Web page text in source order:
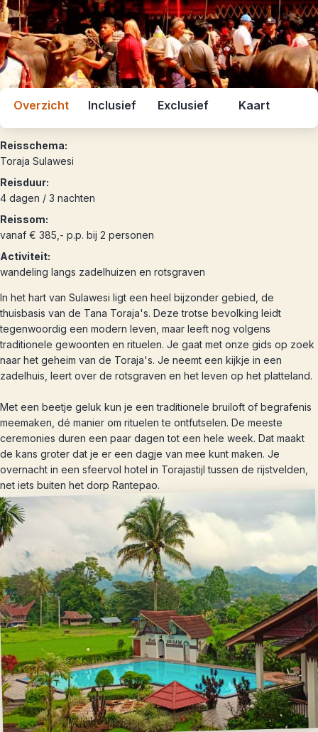
Overzicht Inclusief Exclusief Kaart
Reisschema:
Toraja Sulawesi
Reisduur:
4 dagen / 3 nachten
Reissom:
vanaf € 385,- p.p. bij 2 personen
Activiteit:
wandeling langs zadelhuizen en rotsgraven
In het hart van Sulawesi ligt een heel bijzonder gebied, de
thuisbasis van de Tana Toraja's. Deze trotse bevolking leidt
tegenwoordig een modern leven, maar leeft nog volgens
traditionele gewoonten en rituelen. Je gaat met onze gids op zoek
naar het geheim van de Toraja's. Je neemt een kijkje in een
zadelhuis, leert over de rotsgraven en het leven op het platteland.
Met een beetje geluk kun je een traditionele bruiloft of begrafenis
meemaken, dé manier om rituelen te ontfutselen. De meeste
ceremonies duren een paar dagen tot een hele week. Dat maakt
de kans groter dat je er een dagje van mee kunt maken. Je
overnacht in een sfeervol hotel in Torajastijl tussen de rijstvelden,
net iets buiten het dorp Rantepao.